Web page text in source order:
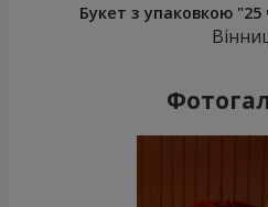
Букет з упаковкою